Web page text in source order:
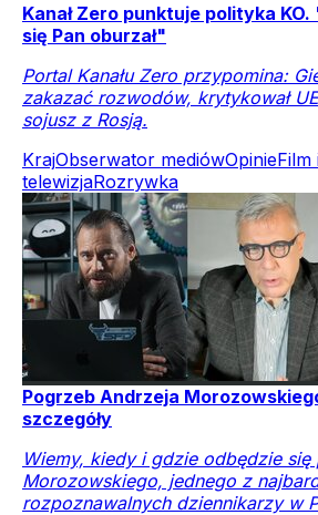
Kanał Zero punktuje polityka
się Pan oburzał"
Portal Kanału Zero przypomina:
zakazać rozwodów, krytykował
sojusz z Rosją.
KrajObserwator mediówOpinieFilm
telewizjaRozrywka
Pogrzeb Andrzeja
szczegóły
Wiemy, kiedy i gdzie odbędzie
Morozowskiego, jednego z
rozpoznawalnych dziennikarzy w